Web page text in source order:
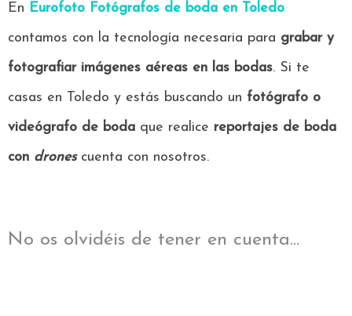
En Eurofoto Fotógrafos de boda en Toledo
contamos con la tecnología necesaria para grabar y
fotografiar imágenes aéreas en las bodas. Si te
casas en Toledo y estás buscando un fotógrafo o
videógrafo de boda que realice reportajes de boda
con drones cuenta con nosotros.
No os olvidéis de tener en cuenta...